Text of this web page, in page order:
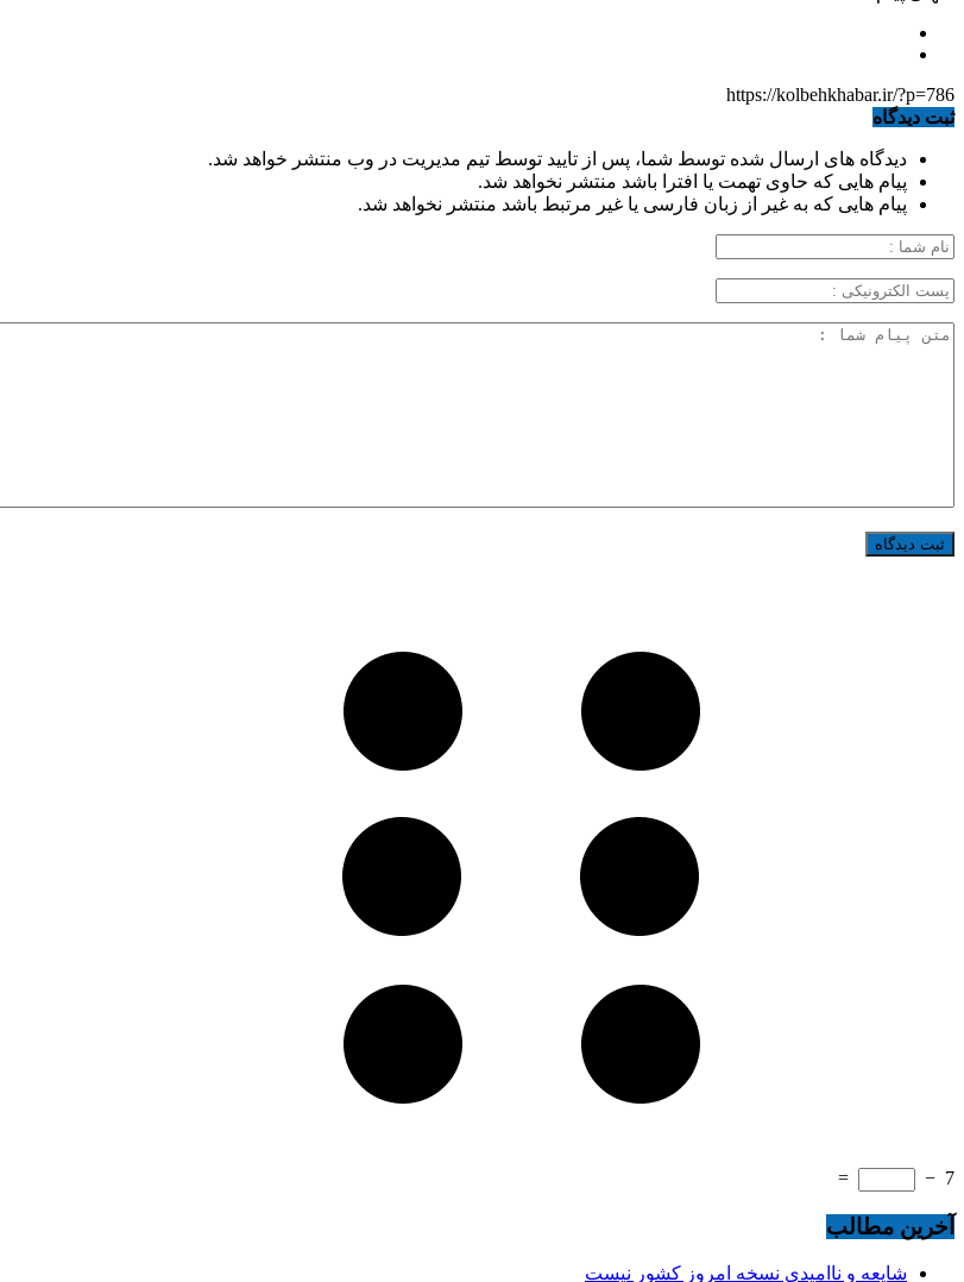
https://kolbehkhabar.ir/?p=786
ثبت دیدگاه
دیدگاه های ارسال شده توسط شما، پس از تایید توسط تیم مدیریت در وب منتشر خواهد شد.
پیام هایی که حاوی تهمت یا افترا باشد منتشر نخواهد شد.
پیام هایی که به غیر از زبان فارسی یا غیر مرتبط باشد منتشر نخواهد شد.
7
−
=
آخرین مطالب
شایعه و ناامیدی نسخه امروز کشور نیست